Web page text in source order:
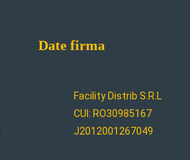
Date firma
Facility Distrib S.R.L
CUI: RO30985167
J2012001267049